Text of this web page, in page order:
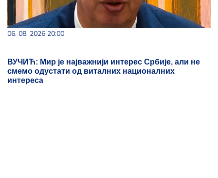
06. 08. 2026 20:00
ВУЧИЋ: Мир је најважнији интерес Србије, али не
смемо одустати од виталних националних
интереса